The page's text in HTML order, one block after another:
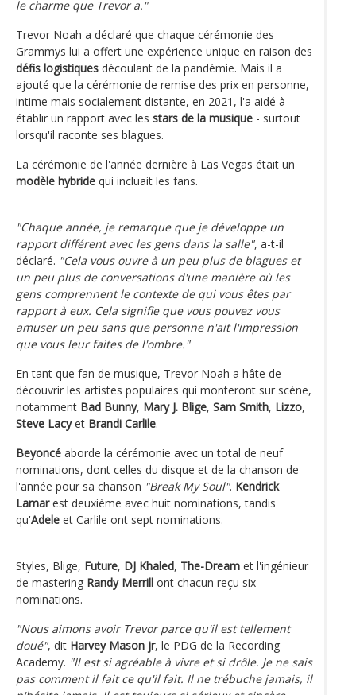
le charme que Trevor a."
Trevor Noah a déclaré que chaque cérémonie des
Grammys lui a offert une expérience unique en raison des
défis logistiques découlant de la pandémie. Mais il a
ajouté que la cérémonie de remise des prix en personne,
intime mais socialement distante, en 2021, l'a aidé à
établir un rapport avec les stars de la musique - surtout
lorsqu'il raconte ses blagues.
La cérémonie de l'année dernière à Las Vegas était un
modèle hybride qui incluait les fans.
"Chaque année, je remarque que je développe un
rapport différent avec les gens dans la salle", a-t-il
déclaré. "Cela vous ouvre à un peu plus de blagues et
un peu plus de conversations d'une manière où les
gens comprennent le contexte de qui vous êtes par
rapport à eux. Cela signifie que vous pouvez vous
amuser un peu sans que personne n'ait l'impression
que vous leur faites de l'ombre."
En tant que fan de musique, Trevor Noah a hâte de
découvrir les artistes populaires qui monteront sur scène,
notamment Bad Bunny, Mary J. Blige, Sam Smith, Lizzo,
Steve Lacyet Brandi Carlile.
Beyoncé aborde la cérémonie avec un total de neuf
nominations, dont celles du disque et de la chanson de
l'année pour sa chanson "Break My Soul". Kendrick
Lamarest deuxième avec huit nominations, tandis
qu'Adele et Carlile ont sept nominations.
Styles, Blige, Future, DJ Khaled, The-Dream et l'ingénieur
de mastering Randy Merrill ont chacun reçu six
nominations.
"Nous aimons avoir Trevor parce qu'il est tellement
doué", dit Harvey Mason jr, le PDG de la Recording
Academy. "Il est si agréable à vivre et si drôle. Je ne sais
pas comment il fait ce qu'il fait. Il ne trébuche jamais, il